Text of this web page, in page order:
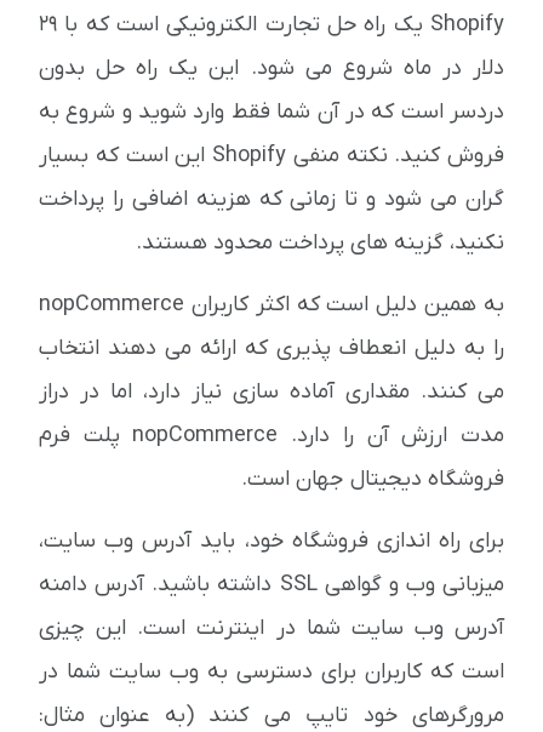
Shopify یک راه حل تجارت الکترونیکی است که با 29
دلار در ماه شروع می شود. این یک راه حل بدون
دردسر است که در آن شما فقط وارد شوید و شروع به
فروش کنید. نکته منفی Shopify این است که بسیار
گران می شود و تا زمانی که هزینه اضافی را پرداخت
نکنید، گزینه های پرداخت محدود هستند.
به همین دلیل است که اکثر کاربران nopCommerce
را به دلیل انعطاف پذیری که ارائه می دهند انتخاب
می کنند. مقداری آماده سازی نیاز دارد، اما در دراز
مدت ارزش آن را دارد. nopCommerce پلت فرم
فروشگاه دیجیتال جهان است.
برای راه اندازی فروشگاه خود، باید آدرس وب سایت،
میزبانی وب و گواهی SSL داشته باشید. آدرس دامنه
آدرس وب سایت شما در اینترنت است. این چیزی
است که کاربران برای دسترسی به وب سایت شما در
مرورگرهای خود تایپ می کنند (به عنوان مثال: